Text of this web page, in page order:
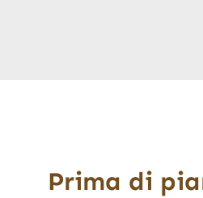
Prima di